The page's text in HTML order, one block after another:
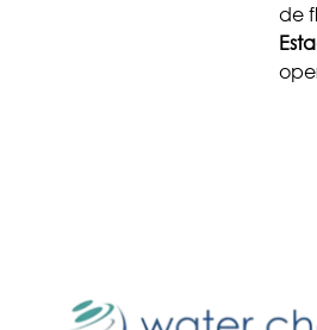
de